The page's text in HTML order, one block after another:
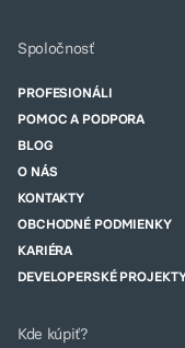
Spoločnosť
PROFESIONÁLI
POMOC A PODPORA
BLOG
O NÁS
KONTAKTY
OBCHODNÉ PODMIENKY
KARIÉRA
DEVELOPERSKÉ
Kde kúpiť?